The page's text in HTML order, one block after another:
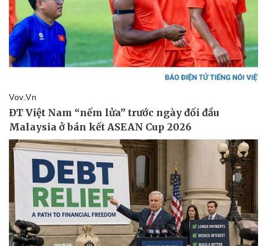
Thể thao
Bóng đá
eSports
Hậu trường
Ô tô - Xe máy
Ô tô
Xe máy